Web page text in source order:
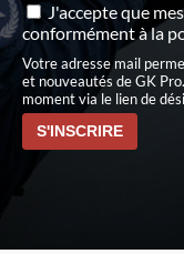
J'accepte que
conformément àla
Votre adresse mail
et nouveautés de GK
moment via le lien de